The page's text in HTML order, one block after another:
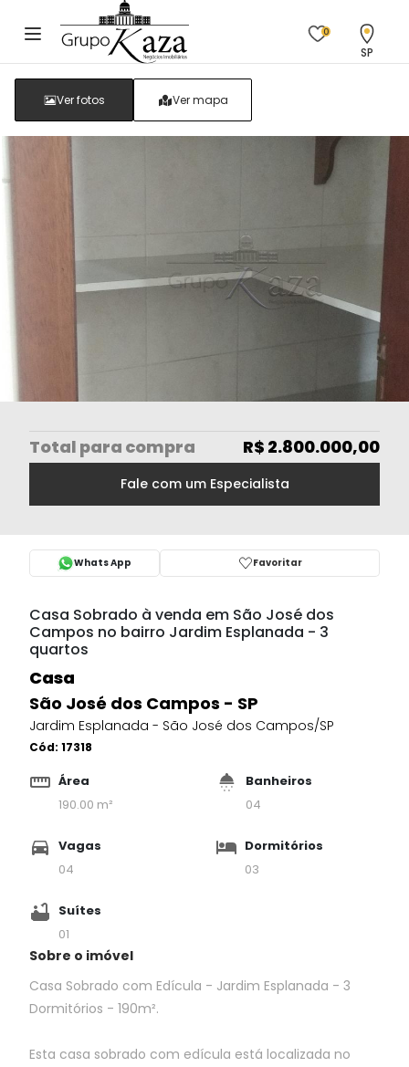
0
SP
Ver fotos Ver mapa
Casa Sobrado à venda em São José dos
Campos no bairro Jardim Esplanada - 3
quartos
Casa
São José dos Campos - SP
Jardim Esplanada - São José dos Campos/SP
Cód: 17318
Área
190.00 m²
Banheiros
04
Vagas
04
Dormitórios
03
Suítes
01
Sobre o imóvel
Casa Sobrado com Edícula - Jardim Esplanada - 3
Dormitórios - 190m².
Esta casa sobrado com edícula está localizada no
Total para compra R$ 2.800.000,00
Fale com um Especialista
Whats App Favoritar